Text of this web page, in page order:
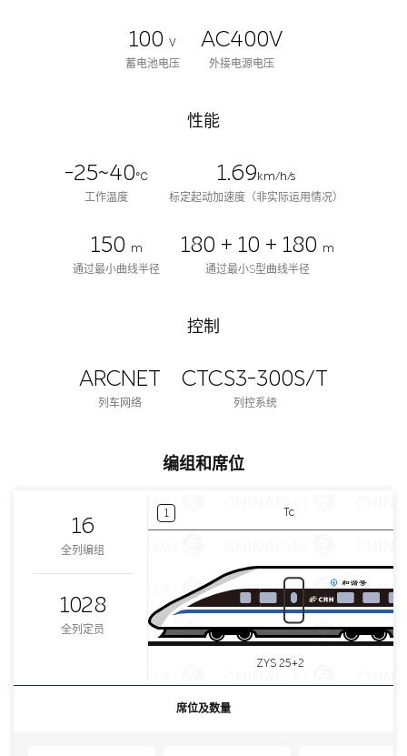
100 V
蓄电池电压
AC400V
外接电源电压
性能
-25~40℃
工作温度
1.69 km/h/s
标定起动加速度（非实际运用情况）
150 m
通过最小曲线半径
180 + 10 + 180 m
通过最小S型曲线半径
控制
ARCNET
列车网络
CTCS3-300S/T
列控系统
编组和席位
16
全列编组
1028
全列定员
1 Tc
ZYS 25+2
席位及数量